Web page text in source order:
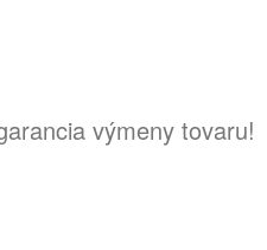
výmeny tovaru!